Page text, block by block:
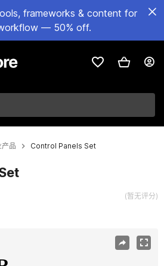
frameworks & content for
— 50% off.
品 Control Panels Set
(暂无评分)